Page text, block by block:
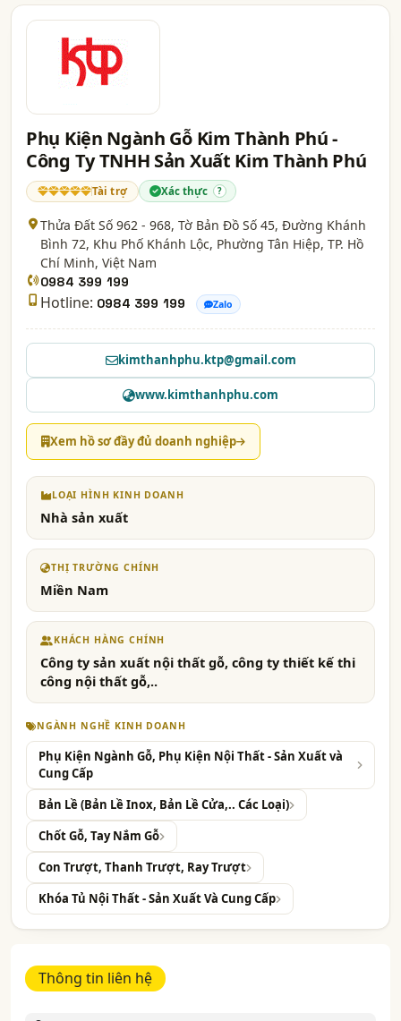
Phụ Kiện Ngành Gỗ Kim Thành Phú -
Công Ty TNHH Sản Xuất Kim Thành Phú
Tài trợ Xác thực ?
Thửa Đất Số 962 - 968, Tờ Bản Đồ Số 45, Đường Khánh
Bình 72, Khu Phố Khánh Lộc, Phường Tân Hiệp, TP. Hồ
Chí Minh, Việt Nam
0984 399 199
Hotline: 0984 399 199 Zalo
kimthanhphu.ktp@gmail.com
www.kimthanhphu.com
Xem hồ sơ đầy đủ doanh nghiệp
LOẠI HÌNH KINH DOANH
Nhà sản xuất
THỊ TRƯỜNG CHÍNH
Miền Nam
KHÁCH HÀNG CHÍNH
Công ty sản xuất nội thất gỗ, công ty thiết kế thi
công nội thất gỗ,..
NGÀNH NGHỀ KINH DOANH
Phụ Kiện Ngành Gỗ, Phụ Kiện Nội Thất - Sản Xuất và
Cung Cấp
Bản Lề (Bản Lề Inox, Bản Lề Cửa,.. Các Loại)
Chốt Gỗ, Tay Nắm Gỗ
Con Trượt, Thanh Trượt, Ray Trượt
Khóa Tủ Nội Thất - Sản Xuất Và Cung Cấp
Thông tin liên hệ